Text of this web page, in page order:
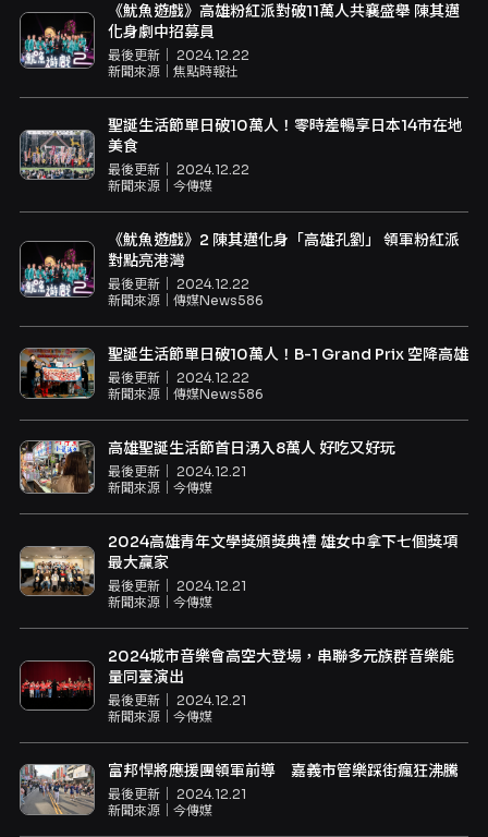
《魷魚遊戲》高雄粉紅派對破11萬人共襄盛舉 陳其邁
化身劇中招募員
最後更新｜ 2024.12.22
新聞來源｜ 焦點時報社
聖誕生活節單日破10萬人！零時差暢享日本14市在地
美食
最後更新｜ 2024.12.22
新聞來源｜ 今傳媒
《魷魚遊戲》2 陳其邁化身「高雄孔劉」 領軍粉紅派
對點亮港灣
最後更新｜ 2024.12.22
新聞來源｜ 傳媒News586
聖誕生活節單日破10萬人！B-1 Grand Prix 空降高雄
最後更新｜ 2024.12.22
新聞來源｜ 傳媒News586
高雄聖誕生活節首日湧入8萬人 好吃又好玩
最後更新｜ 2024.12.21
新聞來源｜ 今傳媒
2024高雄青年文學獎頒獎典禮 雄女中拿下七個獎項
最大贏家
最後更新｜ 2024.12.21
新聞來源｜ 今傳媒
2024城市音樂會高空大登場，串聯多元族群音樂能
量同臺演出
最後更新｜ 2024.12.21
新聞來源｜ 今傳媒
富邦悍將應援團領軍前導 嘉義市管樂踩街瘋狂沸騰
最後更新｜ 2024.12.21
新聞來源｜ 今傳媒